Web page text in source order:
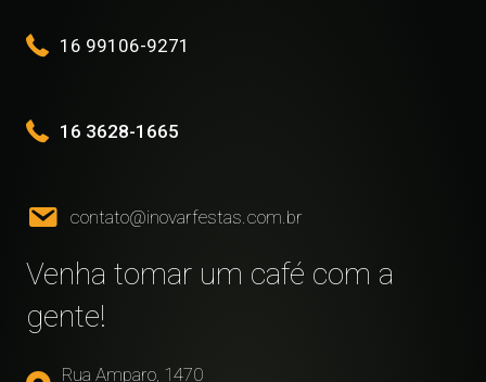
16 99106-9271
16 3628-1665
contato@inovarfestas.com.br
Venha tomar um café com a
gente!
Rua Amparo, 1470